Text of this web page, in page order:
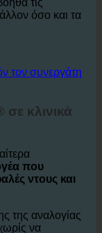
ecoturbino, τα
τις
τον συνεργάτη
κλινικά
που
ντους και